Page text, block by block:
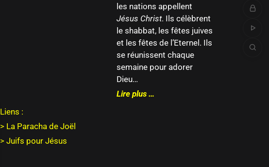
les nations appellent
Jésus Christ. Ils célèbrent
le shabbat, les fêtes juives
et les fêtes de l’Eternel. Ils
se réunissent chaque
semaine pour adorer
Dieu…
Lire plus …
Liens :
> La Paracha de Joël
>Juifs pour Jésus